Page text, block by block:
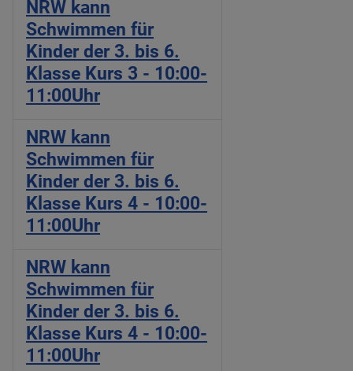
NRW kann
Schwimmen für
Kinder der 3. bis 6.
Klasse Kurs 3 - 10:00-
11:00Uhr
NRW kann
Schwimmen für
Kinder der 3. bis 6.
Klasse Kurs 4 - 10:00-
11:00Uhr
NRW kann
Schwimmen für
Kinder der 3. bis 6.
Klasse Kurs 4 - 10:00-
11:00Uhr